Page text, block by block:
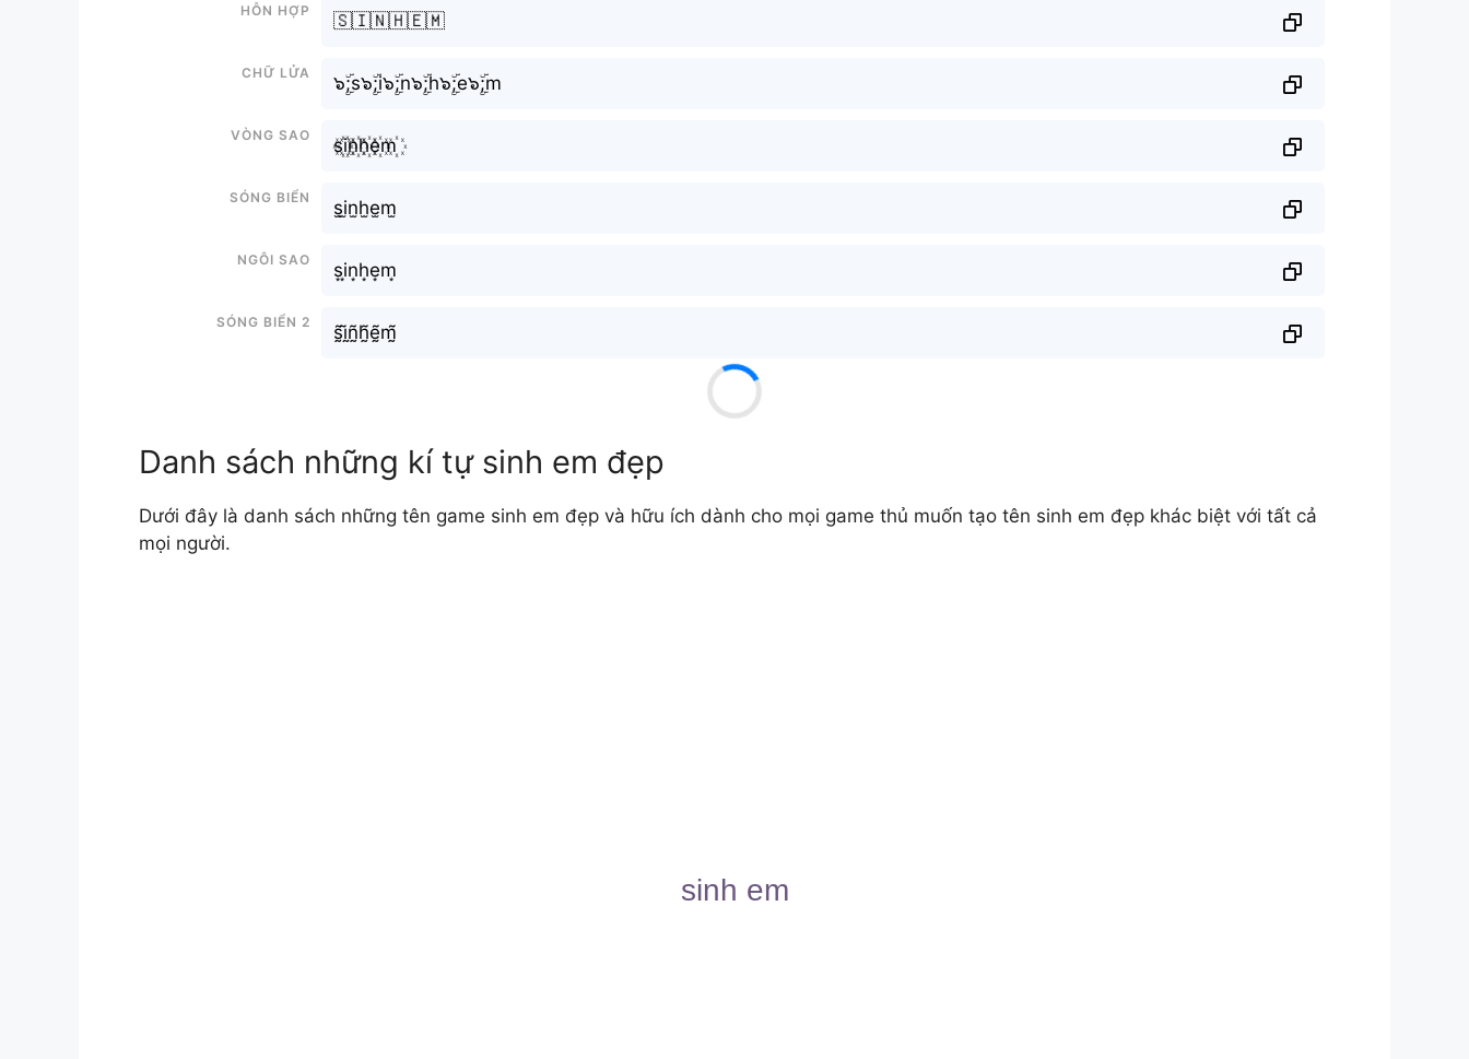
Hỗn hợp
🇸🇮🇳🇭🇪🇲
Chữ Lửa
๖ۣۜ;s๖ۣۜ;i๖ۣۜ;n๖ۣۜ;h๖ۣۜ;e๖ۣۜ;m
Vòng sao
s꙰i꙰n꙰h꙰e꙰m꙰
Sóng biển
s̫i̫n̫h̫e̫m̫
Ngôi sao
s͙i͙n͙h͙e͙m͙
Sóng biển 2
s̰̃ḭ̃ñ̰h̰̃ḛ̃m̰̃
Danh sách những kí tự sinh em đẹp
Dưới đây là danh sách những tên game sinh em đẹp và hữu ích dành cho mọi game thủ muốn tạo tên sinh em đẹp khác biệt với tất cả
mọi người.